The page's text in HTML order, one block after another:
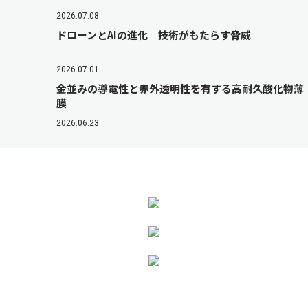
2026.07.08
ドローンとAIの進化 技術がもたらす脅威
2026.07.01
金並みの導電性と赤外透明性を有する高耐久酸化物薄
膜
2026.06.23